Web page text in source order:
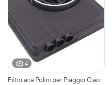
4
Filtro aria Polini per Piaggio Ciao